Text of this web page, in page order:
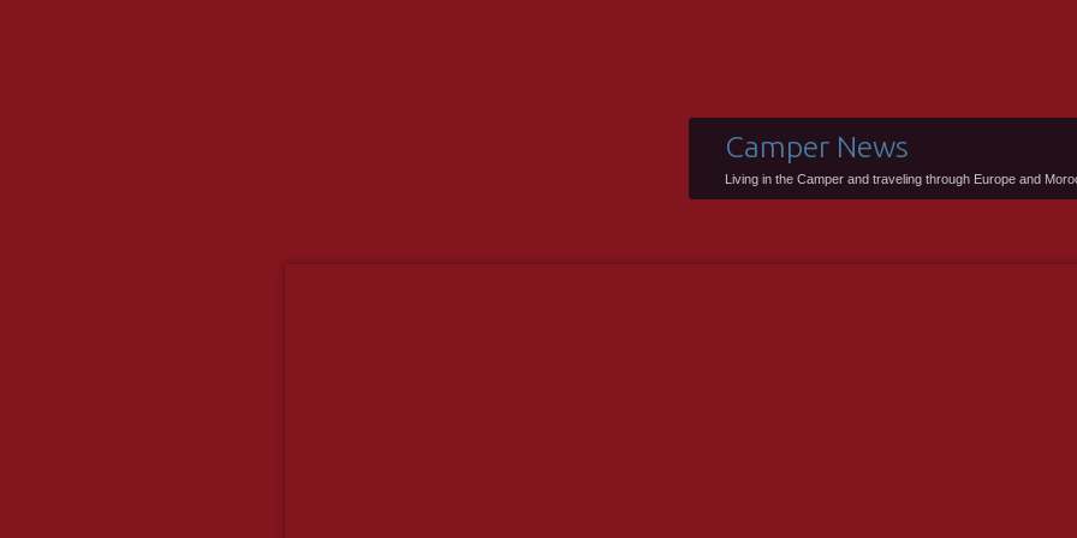
Camper News
Living in the Camper and traveling through Europe and